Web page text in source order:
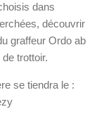
dans
découvrir
graffeur Ordo ab
trottoir.
se tiendra le :